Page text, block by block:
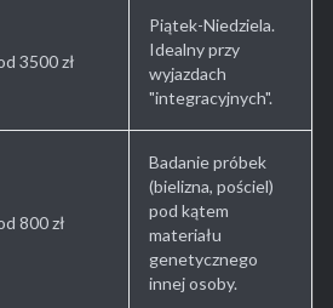
3500 zł
Piątek-Niedziela.
Idealny przy
wyjazdach
"integracyjnych".
800 zł
Badanie próbek
(bielizna, pościel)
pod kątem
materiału
genetycznego
innej osoby.